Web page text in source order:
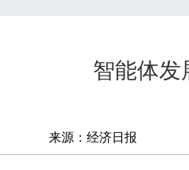
智能体发
来源：经济日报